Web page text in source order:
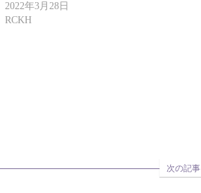
2022年3月28日
RCKH
次の記事